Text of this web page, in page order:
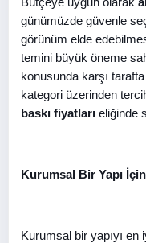
günümüzde güvenle
görünüm elde
temini büyük öneme
konusunda karşı
kategori üzerinden
baskı fiyatları eliğinde
Kurumsal Bir Yapı
Kurumsal bir yapıyı